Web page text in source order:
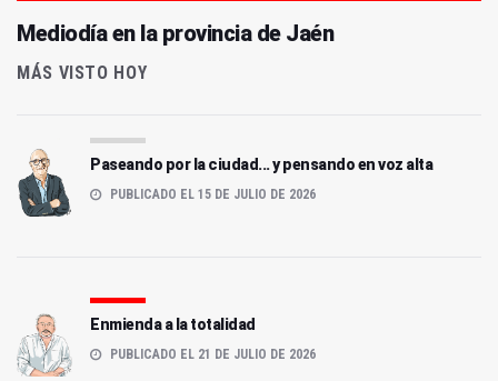
Mediodía en la provincia de Jaén
MÁS VISTO HOY
Paseando por la ciudad... y pensando en voz alta
PUBLICADO EL 15 DE JULIO DE 2026
Enmienda a la totalidad
PUBLICADO EL 21 DE JULIO DE 2026